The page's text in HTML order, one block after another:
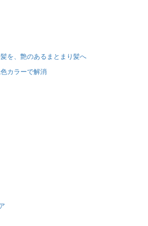
を、艶のあるまとまり髪へ
カラーで解消